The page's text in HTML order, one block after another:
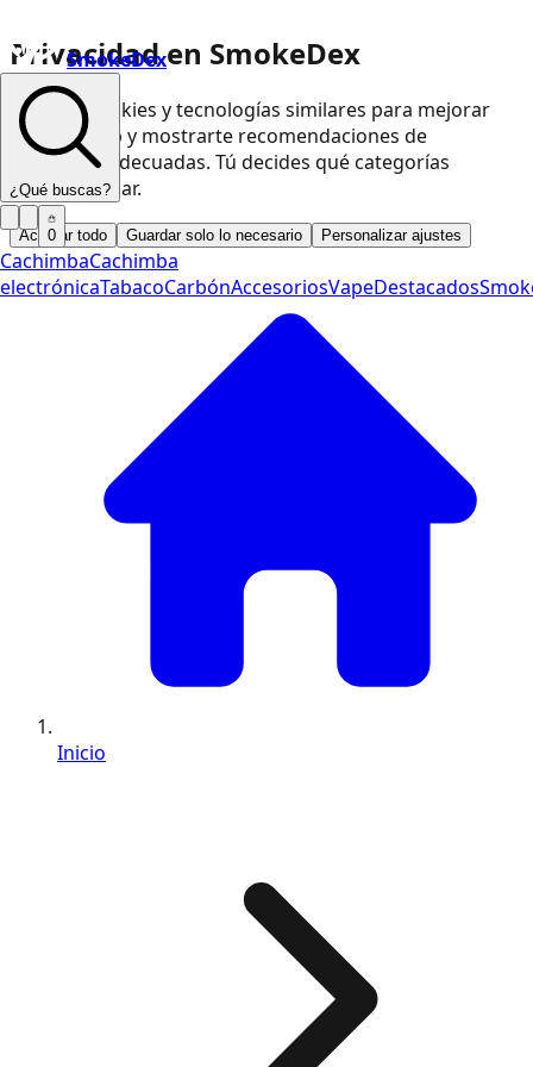
Privacidad en SmokeDex
Usamos cookies y tecnologías similares para mejorar
nuestra web y mostrarte recomendaciones de
productos adecuadas. Tú decides qué categorías
podemos usar.
Aceptar todo Guardar solo lo necesario Personalizar ajustes
SmokeDex
¿Qué buscas?
0
CachimbaCachimba
electrónicaTabacoCarbónAccesoriosVapeDestacados
Inicio